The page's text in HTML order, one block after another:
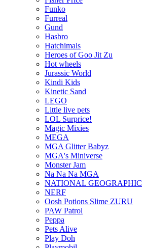
Funko
Furreal
Gund
Hasbro
Hatchimals
Heroes of Goo Jit Zu
Hot wheels
Jurassic World
Kindi Kids
Kinetic Sand
LEGO
Little live pets
LOL Surprice!
Magic Mixies
MEGA
MGA Glitter Babyz
MGA's Miniverse
Monster Jam
Na Na Na MGA
NATIONAL GEOGRAPHIC
NERF
Oosh Potions Slime ZURU
PAW Patrol
Peppa
Pets Alive
Play Doh